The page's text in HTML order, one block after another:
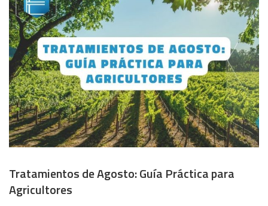
Tratamientos de Agosto: Guía Práctica para
Agricultores